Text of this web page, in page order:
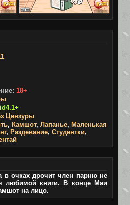
18+
Цензуры
, Камшот, Лапанье, Маленькая
, Раздевание, Студентки,
в очках дрочит член парню не
любимой книги. В конце Маи
на лицо.